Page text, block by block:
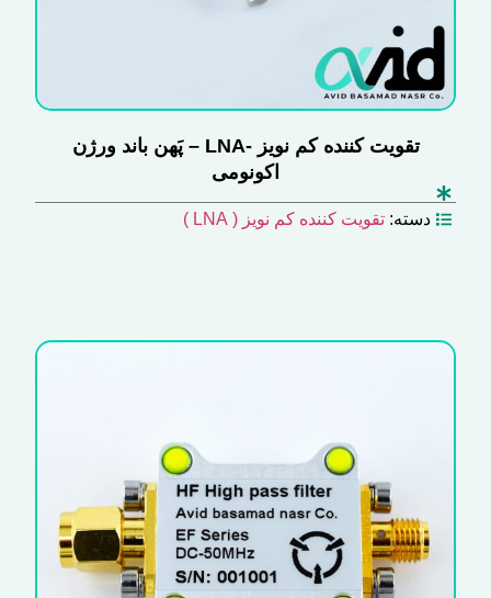
تقویت کننده کم نویز -LNA – پَهن باند ورژن
اکونومی
دسته: تقویت کننده کم نویز ( LNA )